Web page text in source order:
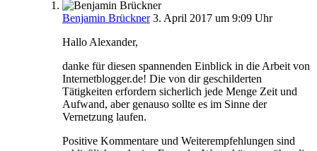
Benjamin Brückner 3. April 2017 um 9:09 Uhr
Hallo Alexander,
danke für diesen spannenden Einblick in die Arbeit von
Internetblogger.de! Die von dir geschilderten
Tätigkeiten erfordern sicherlich jede Menge Zeit und
Aufwand, aber genauso sollte es im Sinne der
Vernetzung laufen.
Positive Kommentare und Weiterempfehlungen sind